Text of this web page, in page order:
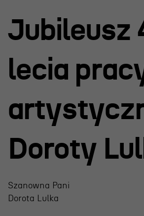
Scena Letnia
Bilety
Archiwum spektakli
Projekty Teatru
Festiwal R@Port
Gdyńska Nagroda
Konkurs im. Andrzeja
Żurowskiego
Jubileusz
lecia
Doroty
Szanowna Pani
Dorota Lulka